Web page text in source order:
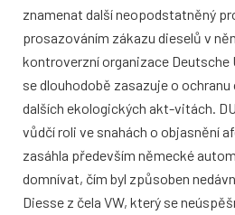
znamenat další neopodstatněný
prosazováním zákazu dieselů v
kontroverzní organizace Deutsche
sedlouhodobě zasazuje o ochranu
dalších ekologických akt-vitách.
vůdčí roli ve snahách o objasnění
zasáhla především německé auto
domnívat, čím byl způsoben
Diesse z čela VW, který se neúspěš